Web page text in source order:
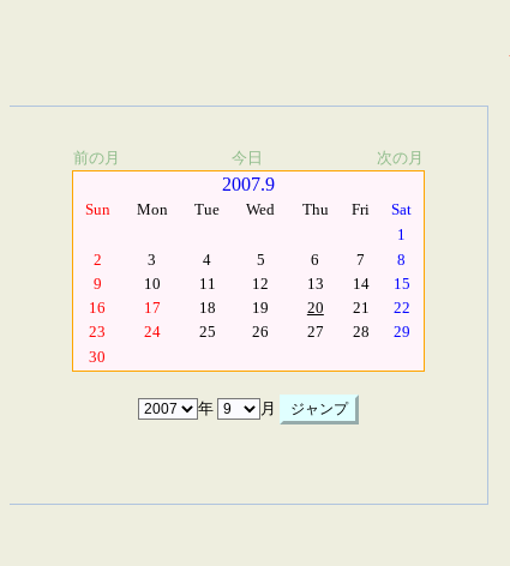
前の月 今日 次の月
2007.9
Sun Mon Tue Wed Thu Fri
Sat
1
2
3 4 5 6 7
8
9
10 11 12 13 14
15
16
17 18 19 20 21
22
23
24 25 26 27 28
29
30
年 月